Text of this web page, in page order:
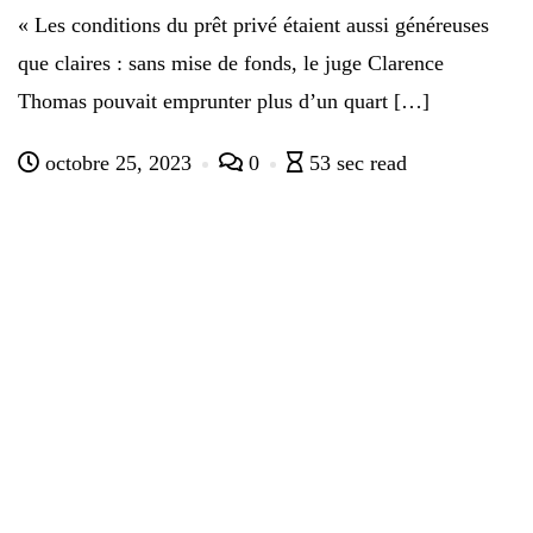
« Les conditions du prêt privé étaient aussi généreuses
que claires : sans mise de fonds, le juge Clarence
Thomas pouvait emprunter plus d’un quart […]
octobre 25, 2023 0 53 sec read